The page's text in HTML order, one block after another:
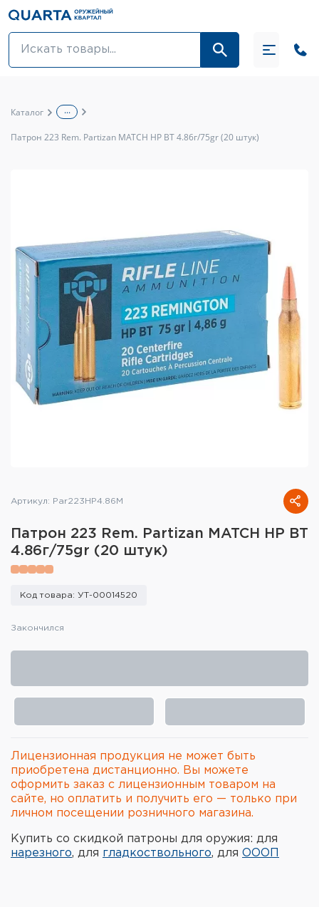
Оптовикам
Тюнинг оружия и ЗИП
Обувь
Тактическое снаряжение
Высокоточная стрельба
Спортивная стрельба
Кобуры и системы ношения
снаряжения
Сумки и рюкзаки
Охотничье снаряжение
Фонари и ЛЦУ
Туристическое снаряжение
Каталог ...
Патрон 223 Rem. Partizan MATCH HP BT 4.86г/75gr (20 штук)
Артикул: Par223HP4.86M
Патрон 223 Rem. Partizan MATCH HP BT
4.86г/75gr (20 штук)
Код товара: УТ-00014520
Закончился
Лицензионная продукция не может быть
приобретена дистанционно. Вы можете
оформить заказ с лицензионным товаром на
сайте, но оплатить и получить его — только при
личном посещении розничного магазина.
Купить со скидкой патроны для оружия: для
нарезного, для гладкоствольного, для ОООП